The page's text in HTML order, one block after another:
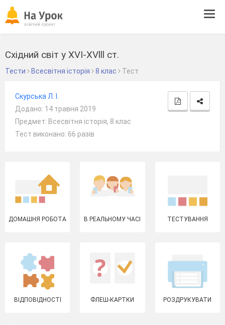
Східний світ у ХVІ-ХVlll ст.
Тести Всесвітня історія 8 клас Тест
Скурська Л. І.
Додано: 14 травня 2019
Предмет: Всесвітня історія, 8 клас
Тест виконано: 66 разів
ДОМАШНЯ РОБОТА В РЕАЛЬНОМУ ЧАСІ ТЕСТУВАННЯ
ВІДПОВІДНОСТІ ФЛЕШ-КАРТКИ РОЗДРУКУВАТИ